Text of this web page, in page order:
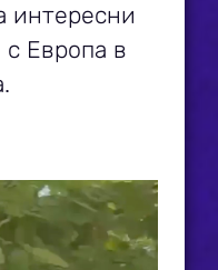
интересни
с Европа в